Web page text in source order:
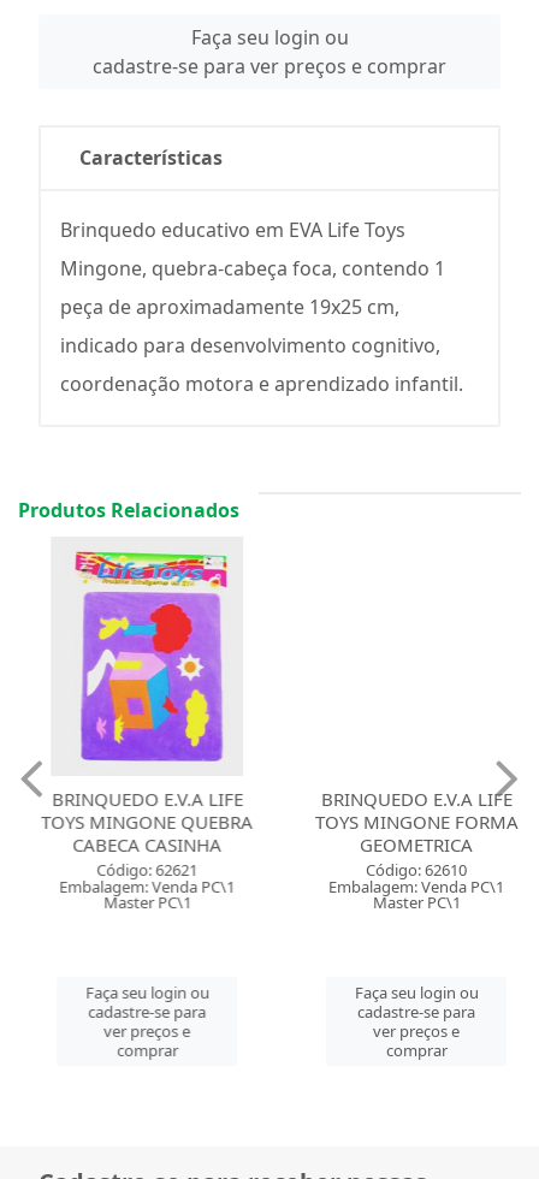
Faça seu login ou
cadastre-se para ver preços e comprar
Características
Brinquedo educativo em EVA Life Toys
Mingone, quebra-cabeça foca, contendo 1
peça de aproximadamente 19x25 cm,
indicado para desenvolvimento cognitivo,
coordenação motora e aprendizado infantil.
Produtos Relacionados
BRINQUEDO E.V.A LIFE
TOYS MINGONE QUEBRA
CABECA CASINHA
Código: 62621
Embalagem: Venda PC\1
Master PC\1
Faça seu login ou
cadastre-se para
ver preços e
comprar
BRINQUEDO E.V.A LIFE
TOYS MINGONE FORMA
GEOMETRICA
Código: 62610
Embalagem: Venda PC\1
Master PC\1
Faça seu login ou
cadastre-se para
ver preços e
comprar